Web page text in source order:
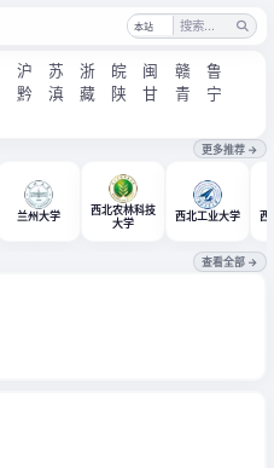
沪 苏 浙 皖 闽 赣
鲁
黔 滇 藏 陕 甘 青
宁
更多推荐 →
兰州大学
西北农林科技
大学
西北工业大学 西
查看全部 →